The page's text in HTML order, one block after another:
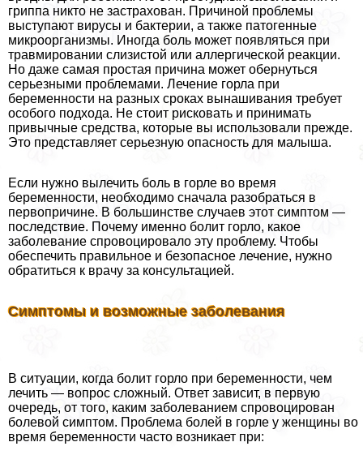
гриппа никто не застрахован. Причиной проблемы
выступают вирусы и бактерии, а также патогенные
микроорганизмы. Иногда боль может появляться при
травмировании слизистой или аллергической реакции.
Но даже самая простая причина может обернуться
серьезными проблемами. Лечение горла при
беременности на разных сроках вынашивания требует
особого подхода. Не стоит рисковать и принимать
привычные средства, которые вы использовали прежде.
Это представляет серьезную опасность для малыша.
Если нужно вылечить боль в горле во время
беременности, необходимо сначала разобраться в
первопричине. В большинстве случаев этот симптом —
последствие. Почему именно болит горло, какое
заболевание спровоцировало эту проблему. Чтобы
обеспечить правильное и безопасное лечение, нужно
обратиться к врачу за консультацией.
Симптомы и возможные заболевания
В ситуации, когда болит горло при беременности, чем
лечить — вопрос сложный. Ответ зависит, в первую
очередь, от того, каким заболеванием спровоцирован
болевой симптом. Проблема болей в горле у женщины во
время беременности часто возникает при: